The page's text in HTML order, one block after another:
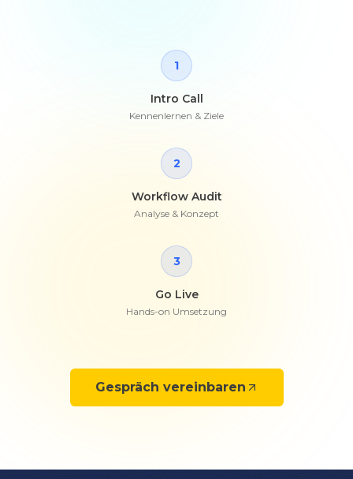
1
Intro Call
Kennenlernen & Ziele
2
Workflow Audit
Analyse & Konzept
3
Go Live
Hands-on Umsetzung
Gespräch vereinbaren